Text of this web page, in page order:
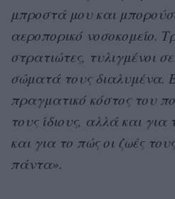
μπροστά μου και
αεροπορικό νοσοκομείο.
στρατιώτες, τυλιγμένοι
σώματά τους διαλυμένα.
πραγματικό κόστος του
τους ίδιους, αλλά και για
και για το πώς οι ζωές
πάντα».